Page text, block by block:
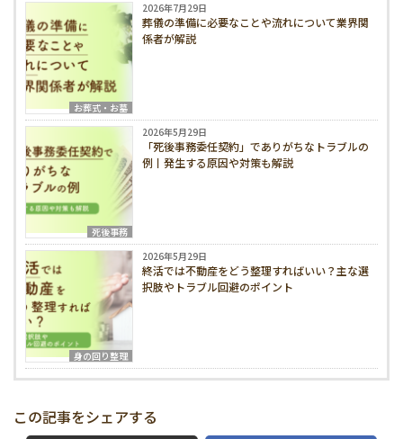
お葬式・お墓
2026年7月29日
葬儀の準備に必要なことや流れについて業界関
係者が解説
死後事務
2026年5月29日
「死後事務委任契約」でありがちなトラブルの
例丨発生する原因や対策も解説
身の回り整理
2026年5月29日
終活では不動産をどう整理すればいい？主な選
択肢やトラブル回避のポイント
この記事をシェアする